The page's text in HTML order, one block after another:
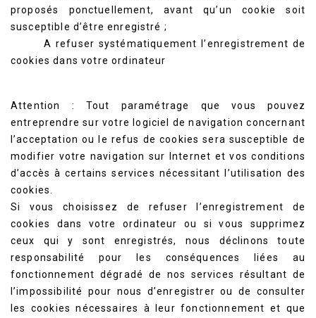
proposés ponctuellement, avant qu’un cookie soit
susceptible d’être enregistré ;
A refuser systématiquement l’enregistrement de
cookies dans votre ordinateur
Attention : Tout paramétrage que vous pouvez
entreprendre sur votre logiciel de navigation concernant
l’acceptation ou le refus de cookies sera susceptible de
modifier votre navigation sur Internet et vos conditions
d’accès à certains services nécessitant l’utilisation des
cookies.
Si vous choisissez de refuser l’enregistrement de
cookies dans votre ordinateur ou si vous supprimez
ceux qui y sont enregistrés, nous déclinons toute
responsabilité pour les conséquences liées au
fonctionnement dégradé de nos services résultant de
l’impossibilité pour nous d’enregistrer ou de consulter
les cookies nécessaires à leur fonctionnement et que